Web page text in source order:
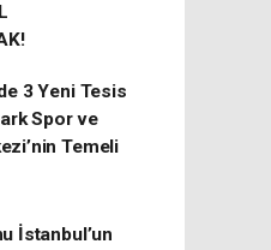
3 Yeni Tesis
Spor ve
Temeli
İstanbul’un